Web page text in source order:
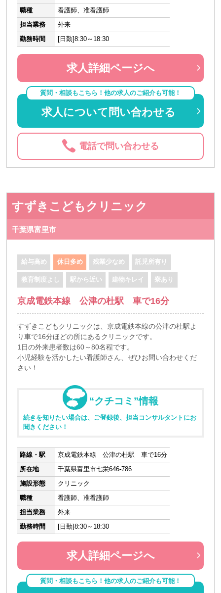
職種
看護師、准看護師
担当業務
外来
勤務時間
[日勤]8:30～18:30
求人詳細ページへ
質問・相談もこちら！他の求人のご紹介も可能！
求人について問い合わせる
電話で問い合わせる
すずきこどもクリニック
千葉県富里市
給与高め 休日多め 残業少なめ 託児所有り
教育制度よし 駅から近い 建物キレイ 寮あり
京成電鉄本線 公津の杜駅 車で16分
すずきこどもクリニックは、京成電鉄本線の公津の杜駅よ
り車で16分ほどの所にあるクリニックです。
1日の外来患者数は60～80名程です。
小児経験を活かしたい看護師さん、ぜひお問い合わせくだ
さい！
“クチコミ”情報
続きを知りたい場合は、ご登録後、担当コンサルタントにお
聞きください！
路線・駅
京成電鉄本線 公津の杜駅 車で16分
所在地
千葉県富里市七栄646-786
施設形態
クリニック
職種
看護師、准看護師
担当業務
外来
勤務時間
[日勤]8:30～18:30
求人詳細ページへ
質問・相談もこちら！他の求人のご紹介も可能！